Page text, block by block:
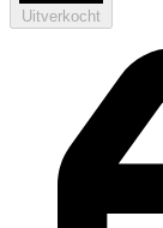
Uitverkocht